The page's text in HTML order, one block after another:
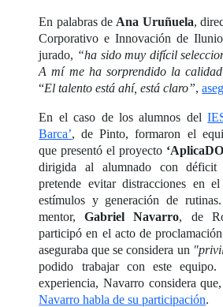
En palabras de Ana Uruñuela,
Corporativo e Innovación de
jurado, “ha sido muy difícil
A mí me ha sorprendido la
“El talento está ahí, está claro”,
En el caso de los alumnos del
Barca’, de Pinto, formaron el
que presentó el proyecto
dirigida al alumnado con déficit
pretende evitar distracciones en
estímulos y generación de
mentor,Gabriel Navarro, de
participó en el acto de
aseguraba que se considera un
podido trabajar con este equipo.
experiencia, Navarro considera
Navarro habla de su participación.